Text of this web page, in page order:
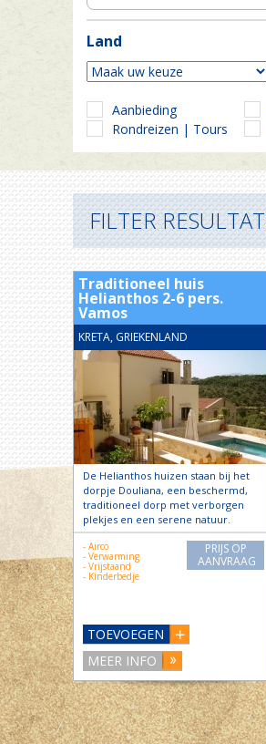
Land
Aanbieding
Rondreizen | Tours
FILTER
Traditioneel huis
Helianthos 2-6 pers.
Vamos
KRETA, GRIEKENLAND
De Helianthos huizen staan bij het
dorpje Douliana, een beschermd,
traditioneel dorp met verborgen
plekjes en een serene natuur.
- Airco
- Verwarming
- Vrijstaand
- Kinderbedje
PRIJS OP
AANVRAAG
TOEVOEGEN
MEER INFO